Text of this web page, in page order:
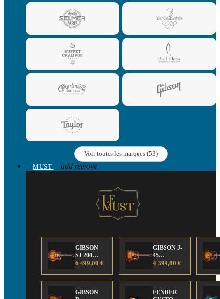
Voir toutes les marques (53)
MUST
add remove
GIBSON
SJ-200
Anniversary
Edition
6 499,00 €
GIBSON J-
45
Anniversary
Edition
4 399,00 €
GIBSON
FENDER